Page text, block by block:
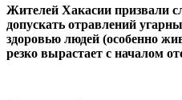
Жителей Хакасии призвали
допускать отравлений
здоровью людей (особенно
резко вырастает с началом